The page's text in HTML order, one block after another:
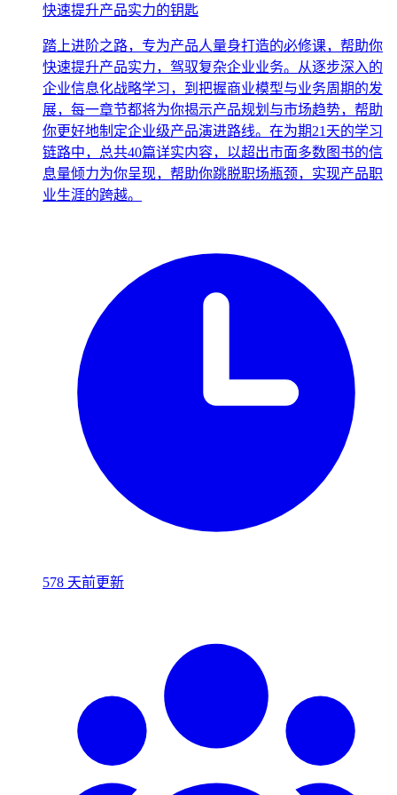
快速提升产品实力的钥匙
踏上进阶之路，专为产品人量身打造的必修课，帮助你
快速提升产品实力，驾驭复杂企业业务。从逐步深入的
企业信息化战略学习，到把握商业模型与业务周期的发
展，每一章节都将为你揭示产品规划与市场趋势，帮助
你更好地制定企业级产品演进路线。在为期21天的学习
链路中，总共40篇详实内容，以超出市面多数图书的信
息量倾力为你呈现，帮助你跳脱职场瓶颈，实现产品职
业生涯的跨越。
578 天前更新